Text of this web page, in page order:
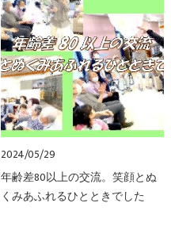
2024/05/29
年齢差80以上の交流。笑顔とぬ
くみあふれるひとときでした